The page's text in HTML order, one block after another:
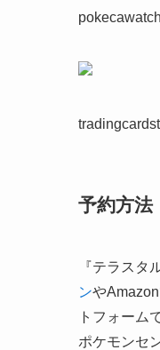
予約方法
『テラスタ
ンや
トフォーム
ポケモンセ